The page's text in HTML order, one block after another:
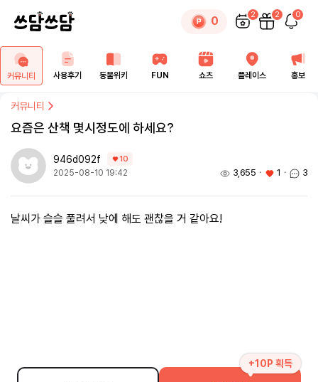
0 2 2 0
커뮤니티 사용후기 동물위키 FUN 쇼츠 플레이스 홍보
커뮤니티
요즘은 산책 몇시정도에 하세요?
946d092f 10
2025-08-10 19:42 3,655 ㆍ 1 ㆍ 3
날씨가 슬슬 풀려서 낮에 해도 괜찮을 거 같아요!
+10P 획득